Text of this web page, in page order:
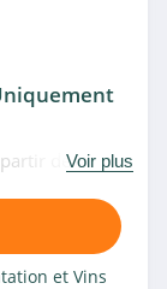
deVoir plus
et Vins